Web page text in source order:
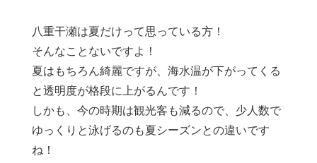
八重干瀬は夏だけって思っている方！
そんなことないですよ！
夏はもちろん綺麗ですが、海水温が下がってくる
と透明度が格段に上がるんです！
しかも、今の時期は観光客も減るので、少人数で
ゆっくりと泳げるのも夏シーズンとの違いです
ね！